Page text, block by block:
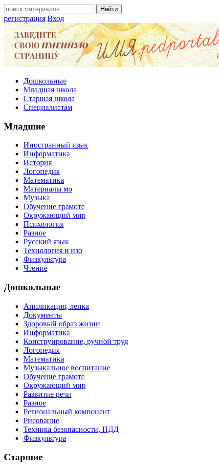
регистрация Вход
Дошкольные
Младшая школа
Старшая школа
Специалистам
Младшие
Иностранный язык
Информатика
История
Логопедия
Математика
Материалы мо
Музыка
Обучение грамоте
Окружающий мир
Психология
Разное
Русский язык
Технология и изо
Физкультура
Чтение
Дошкольные
Аппликация, лепка
Документы
Здоровый образ жизни
Информатика
Конструирование, ручной труд
Логопедия
Математика
Музыкальное воспитание
Обучение грамоте
Окружающий мир
Развитие речи
Разное
Региональный компонент
Рисование
Техника безопасности, ПДД
Физкультура
Старшие